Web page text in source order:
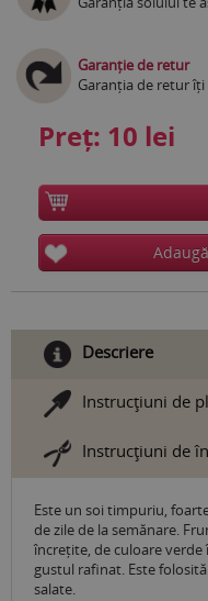
Garanție de retur
Garanția de retur
Preț: 10 lei
Descriere
Instrucţiuni de
Instrucţiuni de
Este un soi timpuriu,
de zile de la semănare.
încrețite, de culoare
gustul rafinat. Este
salate.